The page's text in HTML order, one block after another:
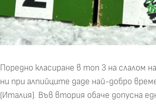
Поредно класиране в топ 3 на слалом
ни при алпийците даде най-добро
(Италия). Във втория обаче допусна